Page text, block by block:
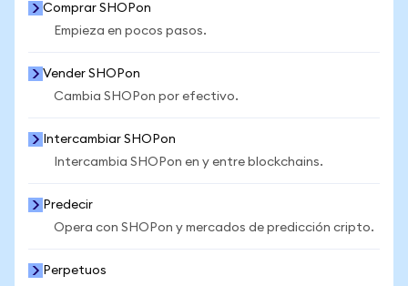
Comprar SHOPon
Empieza en pocos pasos.
Vender SHOPon
Cambia SHOPon por efectivo.
Intercambiar SHOPon
Intercambia SHOPon en y entre blockchains.
Predecir
Opera con SHOPon y mercados de predicción cripto.
Perpetuos